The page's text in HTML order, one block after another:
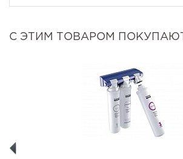
С ЭТИМ ТОВАРОМ ПОКУПАЮТ